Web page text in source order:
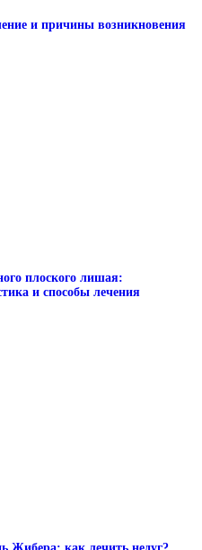
и причины возникновения
плоского лишая:
и способы лечения